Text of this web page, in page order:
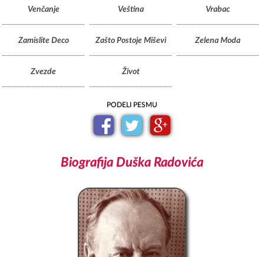
PODELI PESMU
Biografija Duška Radovića
Venčanje Veština Vrabac
Zamislite Deco Zašto Postoje Miševi Zelena Moda
Zvezde Život